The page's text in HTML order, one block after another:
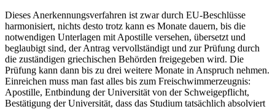
Dieses Anerkennungsverfahren ist zwar durch EU-Beschlüsse
harmonisiert, nichts desto trotz kann es Monate dauern, bis die
notwendigen Unterlagen mit Apostille versehen, übersetzt und
beglaubigt sind, der Antrag vervollständigt und zur Prüfung durch
die zuständigen griechischen Behörden freigegeben wird. Die
Prüfung kann dann bis zu drei weitere Monate in Anspruch nehmen.
Einreichen muss man fast alles bis zum Freischwimmerzeugnis:
Apostille, Entbindung der Universität von der Schweigepflicht,
Bestätigung der Universität, dass das Studium tatsächlich absolviert